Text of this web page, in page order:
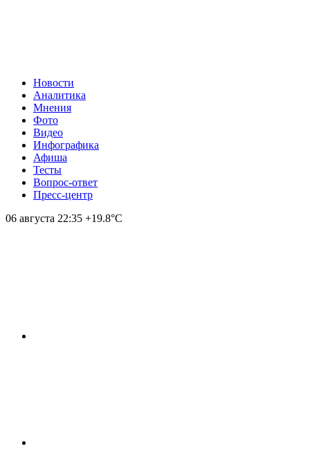
Новости
Аналитика
Мнения
Фото
Видео
Инфографика
Афиша
Тесты
Вопрос-ответ
Пресс-центр
06 августа 22:35 +19.8°С